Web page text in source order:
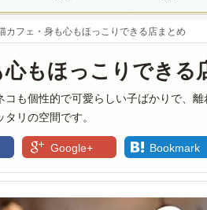
カフェ・身も心もほっこりできる店まとめ
もほっこりできる
も個性的で可愛らしい子ばかりで、
リの空間です。
Google+ Bookmark